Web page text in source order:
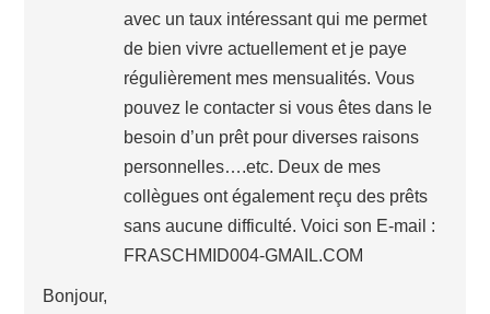
avec un taux intéressant qui me permet
de bien vivre actuellement et je paye
régulièrement mes mensualités. Vous
pouvez le contacter si vous êtes dans le
besoin d’un prêt pour diverses raisons
personnelles….etc. Deux de mes
collègues ont également reçu des prêts
sans aucune difficulté. Voici son E-mail :
FRASCHMID004-GMAIL.COM
Bonjour,